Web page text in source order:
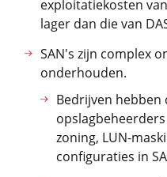
exploitatiekosten
lager dan die van
SAN's zijn complex
onderhouden.
Bedrijven hebben
zoning, LUN-
configuraties in